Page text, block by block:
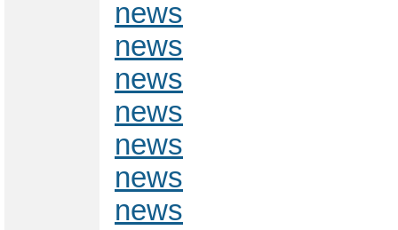
news
news
news
news
news
news
news